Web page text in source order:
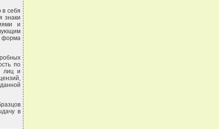
в себя
знаки
и
форма
по
лиц и
в